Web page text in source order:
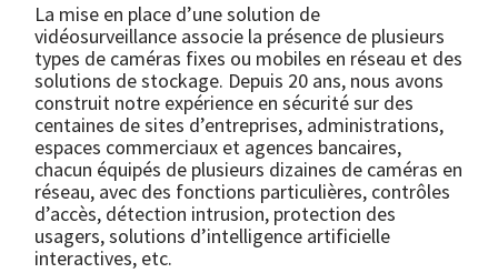
La mise en place d’une solution de
vidéosurveillance associe la présence de plusieurs
types de caméras fixes ou mobiles en réseau et des
solutions de stockage. Depuis 20 ans, nous avons
construit notre expérience en sécurité sur des
centaines de sites d’entreprises, administrations,
espaces commerciaux et agences bancaires,
chacun équipés de plusieurs dizaines de caméras en
réseau, avec des fonctions particulières, contrôles
d’accès, détection intrusion, protection des
usagers, solutions d’intelligence artificielle
interactives, etc.